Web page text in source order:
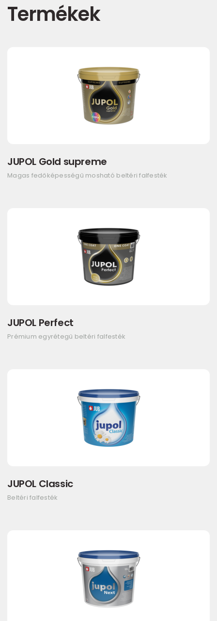
Termékek
JUPOL Gold supreme
Magas fedőképességű mosható beltéri falfesték
JUPOL Perfect
Prémium egyrétegű beltéri falfesték
JUPOL Classic
Beltéri falfesték